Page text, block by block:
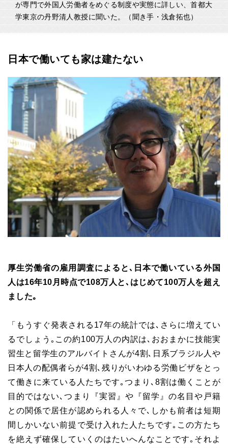
が専門で外国人労働者をめぐる制度や実態に詳しい、首都大
学東京の丹野清人教授に聞いた。（聞き手・浅倉拓也）
日本で働いても家は建たない
厚生労働省の雇用調査によると､日本で働いている外国
人は16年10月時点で108万人と､はじめて100万人を超え
ました｡
「もうすぐ発表される17年の統計では､さらに増えてい
るでしょう｡この約100万人の内訳は､おおまかに技能実
習生と留学生のアルバイトさんが4割､日系ブラジル人や
日本人の配偶者らが4割､残りがいわゆる労働ビザをとっ
て働きに来ている人たちです｡つまり､8割は働くことが
目的ではない､つまり『実習』や『留学』の名目や戸籍
との関係で居住が認められる人々で､しかも前者は短期
間しかいない前提で受け入れた人たちです｡この方たち
を絶えず確保していくのはたいへんなことです｡それよ